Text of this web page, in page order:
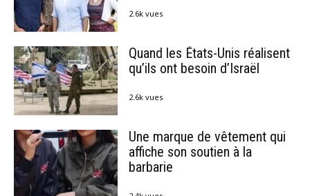
2.6k vues
Quand les États-Unis réalisent
qu’ils ont besoin d’Israël
2.6k vues
Une marque de vêtement qui
affiche son soutien à la
barbarie